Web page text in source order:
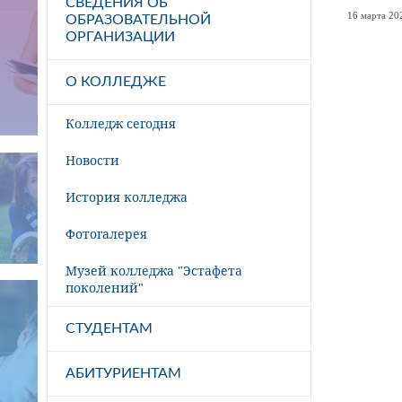
ОБРАЗОВАТЕЛЬНОЙ
ОРГАНИЗАЦИИ
О КОЛЛЕДЖЕ
Колледж сегодня
Новости
История колледжа
Фотогалерея
Музей колледжа "Эстафета
поколений"
СТУДЕНТАМ
АБИТУРИЕНТАМ
16 марта